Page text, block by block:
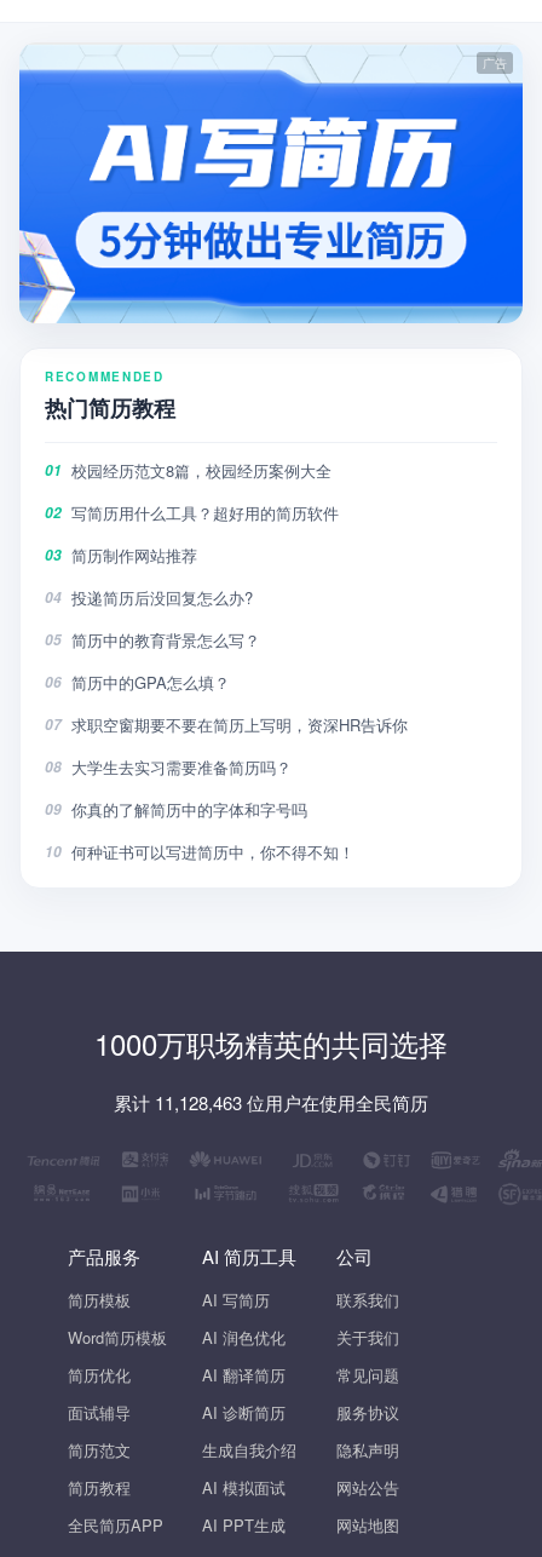
RECOMMENDED
热门简历教程
01 校园经历范文8篇，校园经历案例大全
02 写简历用什么工具？超好用的简历软件
03 简历制作网站推荐
04 投递简历后没回复怎么办?
05 简历中的教育背景怎么写？
06 简历中的GPA怎么填？
07 求职空窗期要不要在简历上写明，资深HR告诉你
08 大学生去实习需要准备简历吗？
09 你真的了解简历中的字体和字号吗
10 何种证书可以写进简历中，你不得不知！
1000万职场精英的共同选择
累计 11,128,463 位用户在使用全民简历
产品服务
简历模板
Word简历模板
简历优化
面试辅导
简历范文
简历教程
全民简历APP
AI 简历工具
AI 写简历
AI 润色优化
AI 翻译简历
AI 诊断简历
生成自我介绍
AI 模拟面试
AI PPT生成
公司
联系我们
关于我们
常见问题
服务协议
隐私声明
网站公告
网站地图